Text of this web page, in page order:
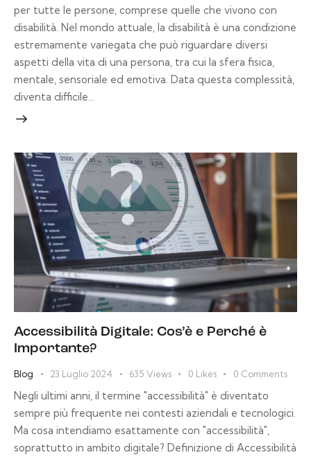
per tutte le persone, comprese quelle che vivono con
disabilità. Nel mondo attuale, la disabilità è una condizione
estremamente variegata che può riguardare diversi
aspetti della vita di una persona, tra cui la sfera fisica,
mentale, sensoriale ed emotiva. Data questa complessità,
diventa difficile…
Accessibilità Digitale: Cos’è e Perché è
Importante?
Blog 23 Luglio 2024 635 Views 0 Likes 0 Comments
Negli ultimi anni, il termine "accessibilità" è diventato
sempre più frequente nei contesti aziendali e tecnologici.
Ma cosa intendiamo esattamente con "accessibilità",
soprattutto in ambito digitale? Definizione di Accessibilità